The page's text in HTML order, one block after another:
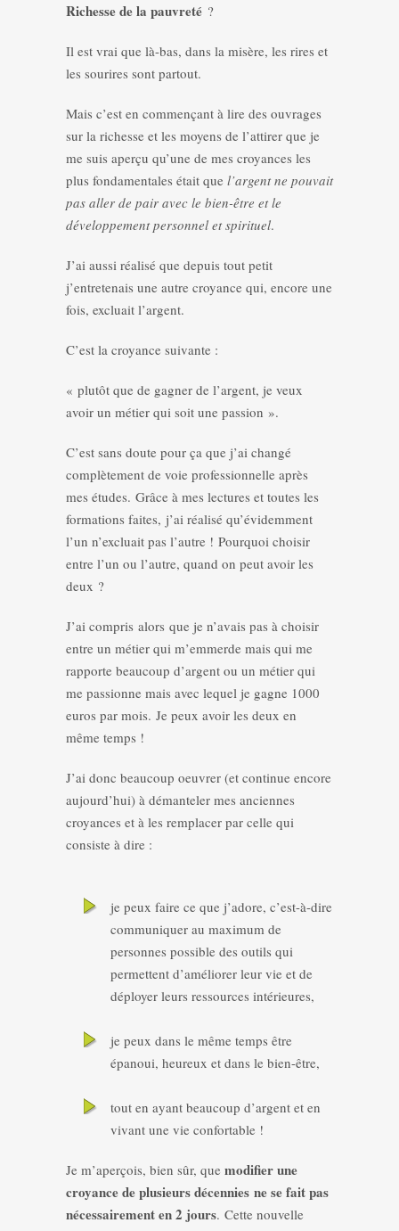
Richesse de la pauvreté ?
Il est vrai que là-bas, dans la misère, les rires et
les sourires sont partout.
Mais c’est en commençant à lire des ouvrages
sur la richesse et les moyens de l’attirer que je
me suis aperçu qu’une de mes croyances les
plus fondamentales était que l’argent ne pouvait
pas aller de pair avec le bien-être et le
développement personnel et spirituel.
J’ai aussi réalisé que depuis tout petit
j’entretenais une autre croyance qui, encore une
fois, excluait l’argent.
C’est la croyance suivante :
« plutôt que de gagner de l’argent, je veux
avoir un métier qui soit une passion ».
C’est sans doute pour ça que j’ai changé
complètement de voie professionnelle après
mes études. Grâce à mes lectures et toutes les
formations faites, j’ai réalisé qu’évidemment
l’un n’excluait pas l’autre ! Pourquoi choisir
entre l’un ou l’autre, quand on peut avoir les
deux ?
J’ai compris alors que je n’avais pas à choisir
entre un métier qui m’emmerde mais qui me
rapporte beaucoup d’argent ou un métier qui
me passionne mais avec lequel je gagne 1000
euros par mois. Je peux avoir les deux en
même temps !
J’ai donc beaucoup oeuvrer (et continue encore
aujourd’hui) à démanteler mes anciennes
croyances et à les remplacer par celle qui
consiste à dire :
je peux faire ce que j’adore, c’est-à-dire
communiquer au maximum de
personnes possible des outils qui
permettent d’améliorer leur vie et de
déployer leurs ressources intérieures,
je peux dans le même temps être
épanoui, heureux et dans le bien-être,
tout en ayant beaucoup d’argent et en
vivant une vie confortable !
Je m’aperçois, bien sûr, que modifier une
croyance de plusieurs décennies ne se fait pas
nécessairement en 2 jours. Cette nouvelle